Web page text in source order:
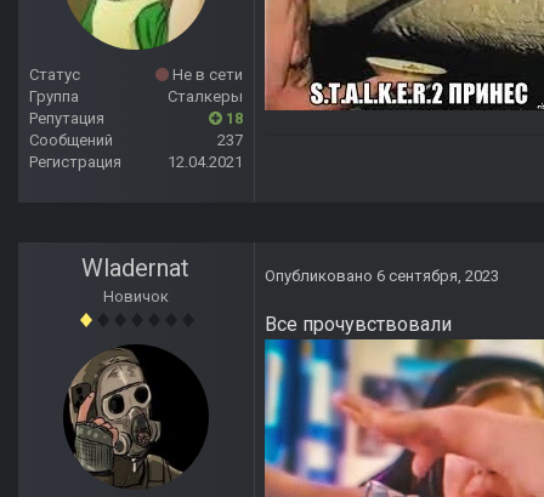
Статус
Не в сети
Группа
Сталкеры
Репутация
18
Сообщений
237
Регистрация
12.04.2021
Wladernat
Новичок
Опубликовано 6 сентября, 2023
Все прочувствовали